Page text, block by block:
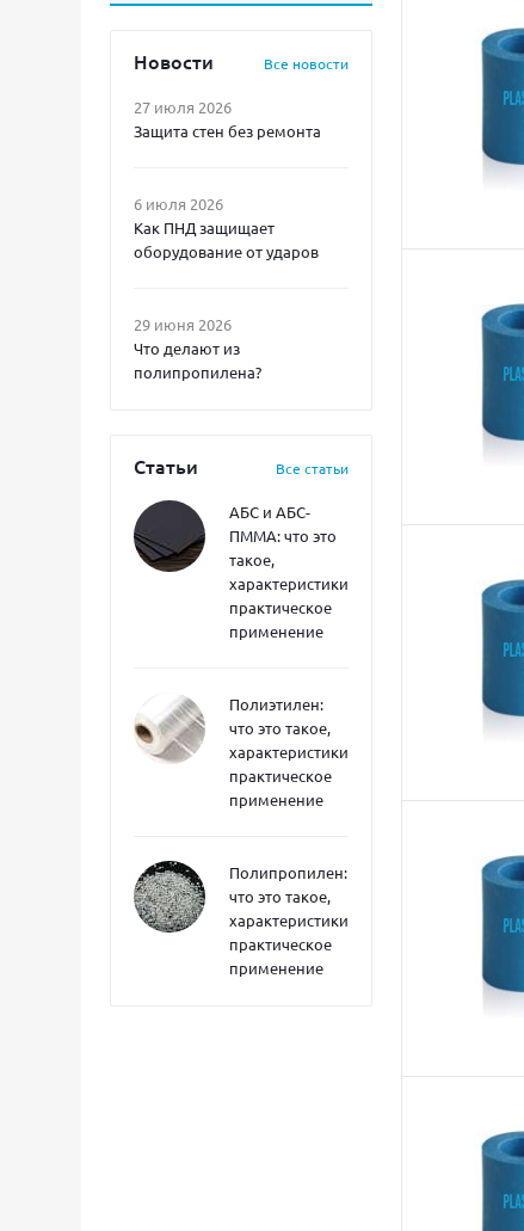
Новости Все новости
27 июля 2026
Защита стен без ремонта
6 июля 2026
Как ПНД защищает
оборудование от ударов
29 июня 2026
Что делают из
полипропилена?
Статьи Все статьи
АБС и АБС-
ПММА: что это
такое,
характеристики,
практическое
применение
Полиэтилен:
что это такое,
характеристики,
практическое
применение
Полипропилен:
что это такое,
характеристики,
практическое
применение